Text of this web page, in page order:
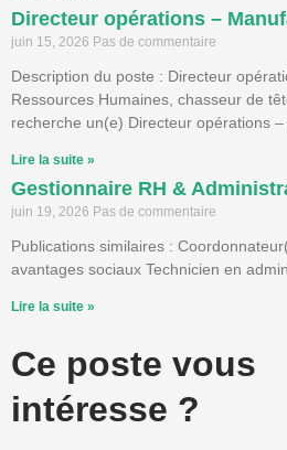
Directeur opérations –
juin 15, 2026 Pas de commentaire
Description du poste : Directeur
Ressources Humaines, chasseur de
recherche un(e) Directeur opérations
Lire la suite »
Gestionnaire RH &
juin 19, 2026 Pas de commentaire
Publications similaires :
avantages sociaux Technicien en
Lire la suite »
Ce poste vous
intéresse ?